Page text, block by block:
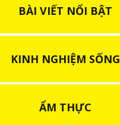
BÀI VIẾT NỔI BẬT
KINH NGHIỆM SỐNG
ẨM THỰC